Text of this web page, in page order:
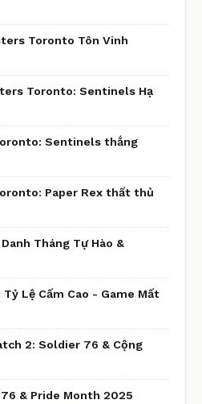
Toronto Tôn Vinh
Toronto: Sentinels Hạ
Sentinels thắng
Paper Rex thất thủ
Danh Tháng Tự Hào &
Lệ Cấm Cao - Game Mất
2: Soldier 76 & Cộng
& Pride Month 2025